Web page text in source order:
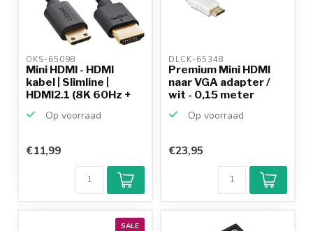
OKS-65098
Mini HDMI - HDMI
kabel | Slimline |
HDMI2.1 (8K 60Hz +
Op voorraad
€11,99
DLCK-65348
Premium Mini HDMI
naar VGA adapter /
wit - 0,15 meter
Op voorraad
€23,95
SALE